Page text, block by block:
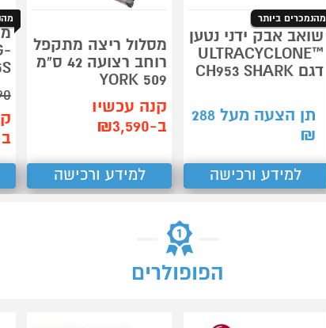
מהנמכרים ביותר
שואב אבק ידני נטען
™ULTRACYCLONE
דגם CH953 SHARK
תן הצעה מעל288
₪
למידע ורכישה
מסלול ריצה מתקפל
רוחב רצועה 42 ס"מ
509 YORK
קנה עכשיו
ב-₪3,590
למידע ורכישה
ב-
הפופולרים